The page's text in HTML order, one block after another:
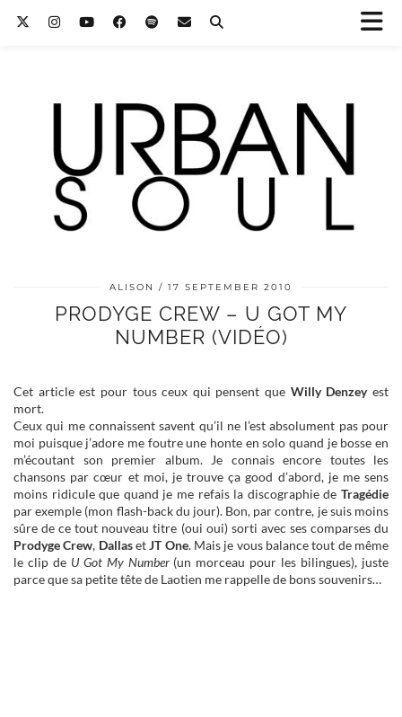
ALISON 17 SEPTEMBER 2010
PRODYGE CREW – U GOT MY
NUMBER (VIDÉO)
Cet article est pour tous ceux qui pensent que Willy Denzeyest
mort.
Ceux qui me connaissent savent qu’il ne l’est absolument pas pour
moi puisque j’adore me foutre une honte en solo quand je bosse en
m’écoutant son premier album. Je connais encore toutes les
chansons par cœur et moi, je trouve ça good d’abord, je me sens
moins ridicule que quand je me refais la discographie de Tragédie
par exemple (mon flash-back du jour). Bon, par contre, je suis moins
sûre de ce tout nouveau titre (oui oui) sorti avec ses comparses du
Prodyge Crew, DallasetJT One. Mais je vous balance tout de même
le clip de U Got My Number(un morceau pour les bilingues), juste
parce que sa petite tête de Laotien me rappelle de bons souvenirs…